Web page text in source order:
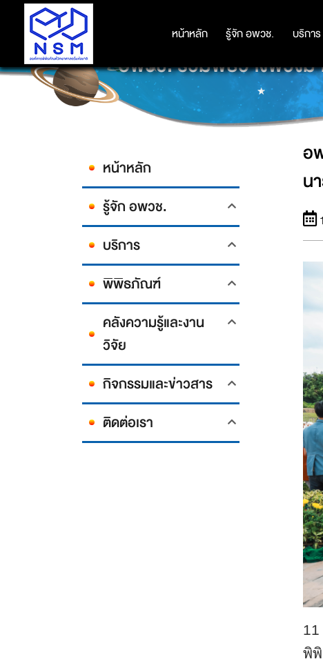
หน้าหลัก รู้จัก อพวช. บริการ
หน้าหลัก รู้จัก อพวช. บริการ
อพวช. ร่วมพิธีวางพวงม
หน้าหลัก
รู้จัก อพวช.
บริการ
พิพิธภัณฑ์
คลังความรู้และงาน
วิจัย
กิจกรรมและข่าวสาร
ติดต่อเรา
อ
น
พิ